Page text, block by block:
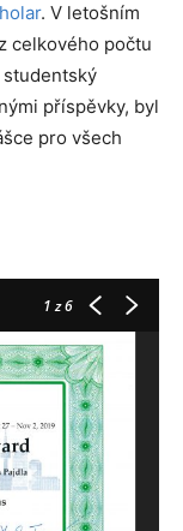
. V letošním
celkového počtu
příspěvky, byl
pro všech
1z 6